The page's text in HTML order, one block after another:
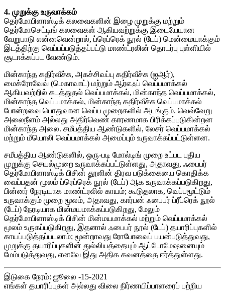
4. முறுக்கு உருவாக்கம்
தெர்மோபிளாஸ்டிக் கலவைகளின் இழை முறுக்கு மற்றும்
தெர்மோசெட்டிங் கலவைகள் ஆகியவற்றுக்கு இடையேயான
வேறுபாடு என்னவென்றால், ப்ரெப்ரெக் நூல் (டேப்) மென்மையாக்கும்
இடத்திற்கு வெப்பப்படுத்தப்பட்டு மாண்ட்ரலின் தொடர்பு புள்ளியில்
சூடாக்கப்பட வேண்டும்.
மின்காந்த கதிர்வீச்சு, அகச்சிவப்பு கதிர்வீச்சு (ஐஆர்),
மைக்ரோவேவ் (மெகாவாட்) மற்றும் ஆர்எஃப் வெப்பமாக்கல்
ஆகியவற்றில் கடத்துதல் வெப்பமாக்கல், மின்காந்த வெப்பமாக்கல்,
மின்காந்த வெப்பமாக்கல், மின்காந்த கதிர்வீச்சு வெப்பமாக்கல்
போன்றவை பொதுவான வெப்ப முறைகளில் அடங்கும். வெவ்வேறு
அலைநீளம் அல்லது அதிர்வெண் காரணமாக பிரிக்கப்படுகின்றன
மின்காந்த அலை. சமீபத்திய ஆண்டுகளில், லேசர் வெப்பமாக்கல்
மற்றும் மீயொலி வெப்பமாக்கல் அமைப்பும் உருவாக்கப்பட்டுள்ளன.
சமீபத்திய ஆண்டுகளில், ஒரு-படி மோல்டிங் முறை உட்பட புதிய
முறுக்கு செயல்முறை உருவாக்கப்பட்டுள்ளது, அதாவது, ஃபைபர்
தெர்மோபிளாஸ்டிக் பிசின் தூளின் திரவ படுக்கையை கொதிக்க
வைப்பதன் மூலம் ப்ரெப்ரெக் நூல் (டேப்) ஆக உருவாக்கப்படுகிறது,
பின்னர் நேரடியாக மாண்ட்ரலில் காயம்; கூடுதலாக, வெப்பமூட்டும்
உருவாக்கும் முறை மூலம், அதாவது, கார்பன் ஃபைபர் ப்ரீப்ரெக் நூல்
(டேப்) நேரடியாக மின்மயமாக்கப்படுகிறது, மேலும்
தெர்மோபிளாஸ்டிக் பிசின் மின்மயமாக்கல் மற்றும் வெப்பமாக்கல்
மூலம் உருகப்படுகிறது, இதனால் ஃபைபர் நூல் (டேப்) தயாரிப்புகளில்
காயப்படுத்தப்படலாம்; மூன்றாவது ரோபோவைப் பயன்படுத்துவது,
முறுக்கு தயாரிப்புகளின் துல்லியத்தையும் ஆட்டோமேஷனையும்
மேம்படுத்துவது, எனவே இது அதிக கவனத்தை ஈர்த்துள்ளது.
இடுகை நேரம்: ஜூலை -15-2021
எங்கள் தயாரிப்புகள் அல்லது விலை நிர்ணயிப்பாளரைப் பற்றிய